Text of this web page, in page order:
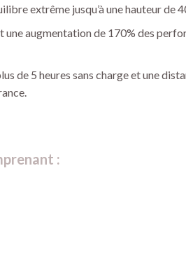
extrême jusqu’à une hauteur de
augmentation de 170% des
de 5 heures sans charge et une
: